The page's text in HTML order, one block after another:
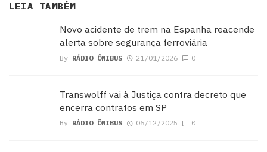
LEIA TAMBÉM
Novo acidente de trem na Espanha reacende
alerta sobre segurança ferroviária
By RÁDIO ÔNIBUS 21/01/2026 0
Transwolff vai à Justiça contra decreto que
encerra contratos em SP
By RÁDIO ÔNIBUS 06/12/2025 0